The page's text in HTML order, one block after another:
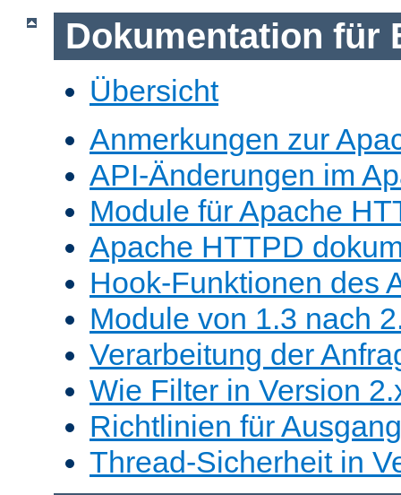
Dokumentation für
Übersicht
Anmerkungen zur
API-Änderungen im
Module für Apache
Apache HTTPD
Hook-Funktionen des
Module von 1.3 nach
Verarbeitung der
Wie Filter in Version
Richtlinien für
Thread-Sicherheit in